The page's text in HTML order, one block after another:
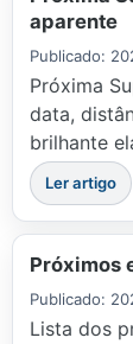
aparente
Publicado:
Próxima
data,
brilhante
Ler artigo
Próximos
Publicado:
Lista dos